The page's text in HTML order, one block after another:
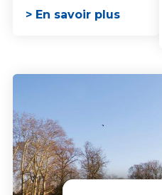
> En savoir plus